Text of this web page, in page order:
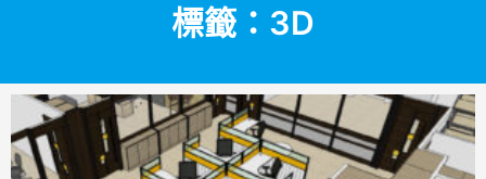
標籤：3D